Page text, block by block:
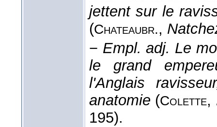
jettent sur le
(Chateaubr.,
− Empl. adj. Le
le grand
l'Anglais
anatomie (Colette,
195).